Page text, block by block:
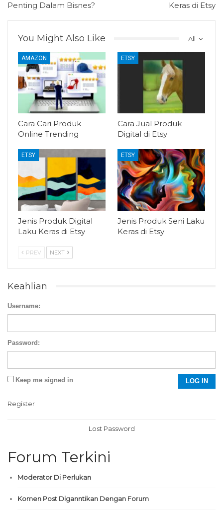
Penting Dalam Bisnes?
Keras di Etsy
All
You Might Also Like
AMAZON
Cara Cari Produk
Online Trending
ETSY
Cara Jual Produk
Digital di Etsy
ETSY
Jenis Produk Digital
Laku Keras di Etsy
ETSY
Jenis Produk Seni Laku
Keras di Etsy
PREV NEXT
Keahlian
Username:
Password:
Keep me signed in LOG IN
Register
Lost Password
Forum Terkini
Moderator Di Perlukan
Komen Post Diganntikan Dengan Forum